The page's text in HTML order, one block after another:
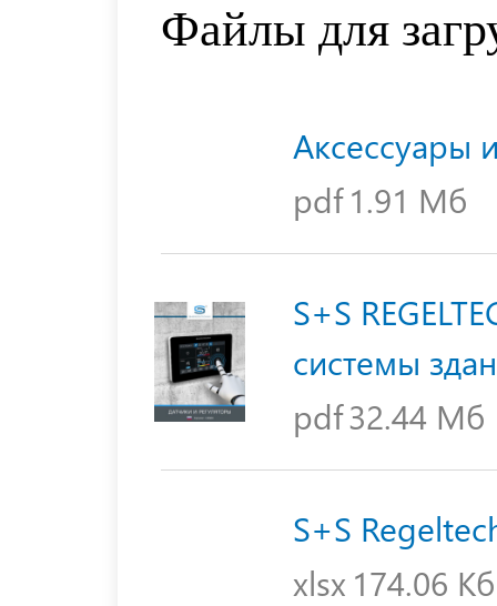
Файлы для
Аксессуары
pdf 1.91 Мб
S+S
системы
pdf32.44 Мб
S+S
xlsx 174.06 Кб